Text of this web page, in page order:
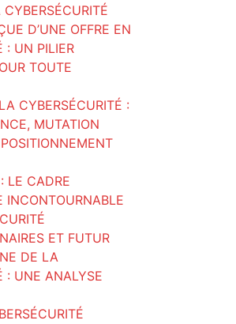
D’UNE OFFRE EN
: UN PILIER
TOUTE
CYBERSÉCURITÉ :
MUTATION
LE CADRE
INCONTOURNABLE
ET FUTUR
DE LA
: UNE ANALYSE